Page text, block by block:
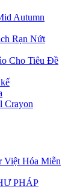
Autumn
Rạn Nứt
Cho Tiêu Đề
Crayon
Việt Hóa Miễn
PHÁP